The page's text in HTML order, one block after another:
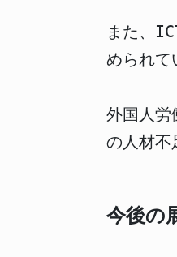
また、
められて
外国人労
の人材不
今後の